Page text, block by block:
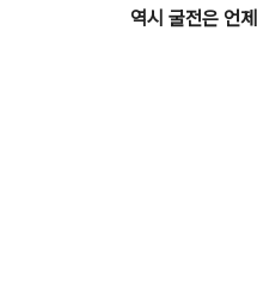
역시 굴전은 언